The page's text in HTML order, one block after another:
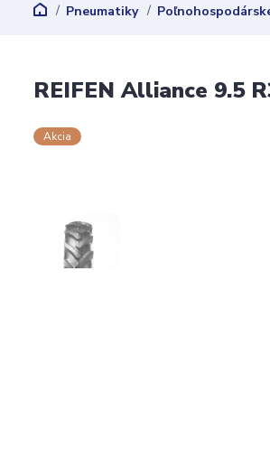
Pneumatiky
REIFEN Alliance 9.5
Akcia